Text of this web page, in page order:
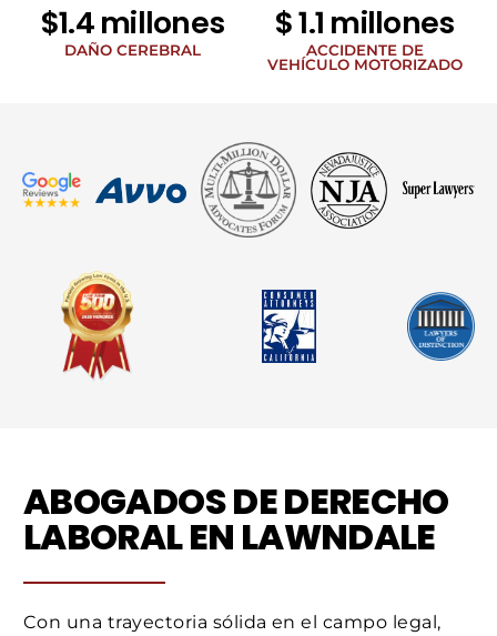
$1.4 millones
DAÑO CEREBRAL
$ 1.1 millones
ACCIDENTE DE
VEHÍCULO MOTORIZADO
ABOGADOS DE DERECHO
LABORAL EN LAWNDALE
Con una trayectoria sólida en el campo legal,